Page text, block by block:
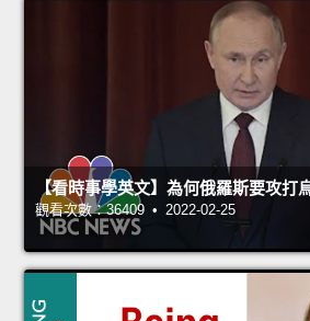
【看時事學英文】為何俄羅斯要攻打
觀看次數：36409 • 2022-02-25